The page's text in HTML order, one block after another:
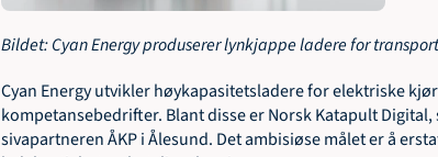
Bildet: Cyan Energy produserer lynkjappe ladere for transport
Cyan Energy utvikler høykapasitetsladere for elektriske
kompetansebedrifter. Blant disse er Norsk Katapult
sivapartneren ÅKP i Ålesund. Det ambisiøse målet er å